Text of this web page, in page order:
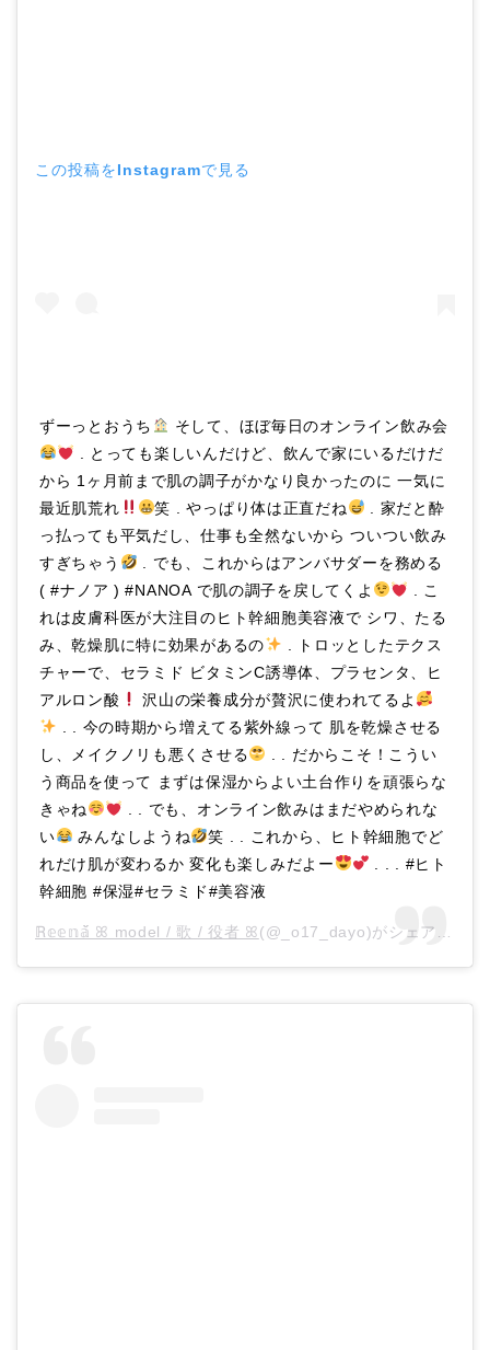
この投稿をInstagramで見る
ずーっとおうち
そして、ほぼ毎日のオンライン飲み会
. とっても楽しいんだけど、飲んで家にいるだけだ
から 1ヶ月前まで肌の調子がかなり良かったのに 一気に
最近肌荒れ
笑 . やっぱり体は正直だね
. 家だと酔
っ払っても平気だし、仕事も全然ないから ついつい飲み
すぎちゃう
. でも、これからはアンバサダーを務める
( #ナノア ) #NANOA で肌の調子を戻してくよ
. こ
れは皮膚科医が大注目のヒト幹細胞美容液で シワ、たる
み、乾燥肌に特に効果があるの
. トロッとしたテクス
チャーで、セラミド ビタミンC誘導体、プラセンタ、ヒ
アルロン酸
沢山の栄養成分が贅沢に使われてるよ
. . 今の時期から増えてる紫外線って 肌を乾燥させる
し、メイクノリも悪くさせる
. . だからこそ！こうい
う商品を使って まずは保湿からよい土台作りを頑張らな
きゃね
. . でも、オンライン飲みはまだやめられな
い
みんなしようね
笑 . . これから、ヒト幹細胞でど
れだけ肌が変わるか 変化も楽しみだよー
. . . #ヒト
幹細胞 #保湿#セラミド#美容液
ℝ𝕖𝕖𝕟𝕒̆̈ ꕤ model / 歌 / 役者 ꕤ(@_o17_dayo)がシェアした投稿 –